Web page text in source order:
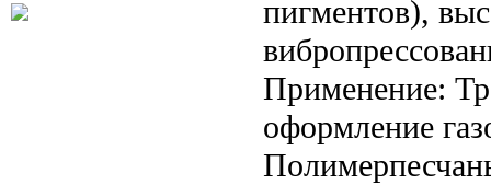
пигментов),
Применение:
оформление